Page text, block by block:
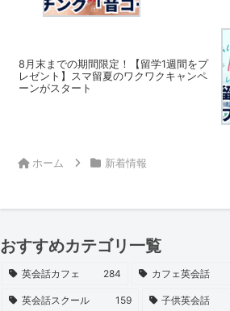
8月末までの期間限定！【留学1週間をプ
レゼント】スマ留夏のワクワクキャンペ
ーンがスタート
ホーム 新着情報
おすすめカテゴリ一覧
英会話カフェ 284 カフェ英会話
英会話スクール 159 子供英会話